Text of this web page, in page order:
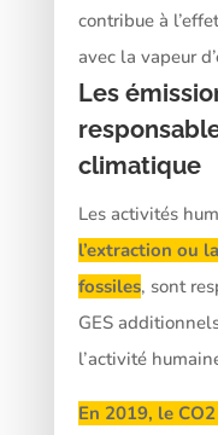
contribue à
avec la vapeur
Les
climatique
Les activités
l’extraction ou
fossiles, sont
GES
l’activité
En 2019, le